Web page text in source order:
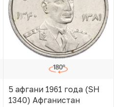
5 афгани 1961 года (SH
1340) Афганистан